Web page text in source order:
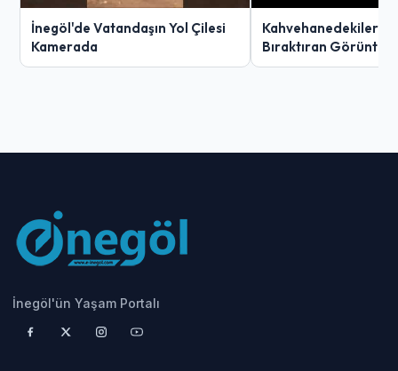
İnegöl'de Vatandaşın Yol Çilesi
Kamerada
Kahvehanedekiler
Bıraktıran Görüntü!
İnegöl'ün Yaşam Portalı